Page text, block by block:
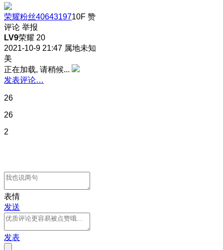
荣耀粉丝4064319710F 赞
评论 举报
LV9荣耀 20
2021-10-9 21:47 属地未知
美
正在加载, 请稍候...
发表评论…
26
26
2
表情
发送
发表